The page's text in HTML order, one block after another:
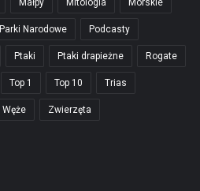
Małpy Mitologia Morskie
Parki Narodowe Podcasty
Ptaki Ptaki drapieżne Rogate
Top 1 Top 10 Trias
Węże Zwierzęta